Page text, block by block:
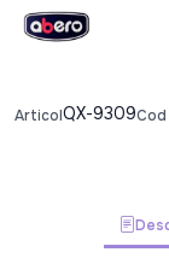
ArticolQX-9309